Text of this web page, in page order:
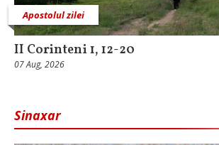
Apostolul zilei
II Corinteni 1, 12-20
07 Aug, 2026
Sinaxar